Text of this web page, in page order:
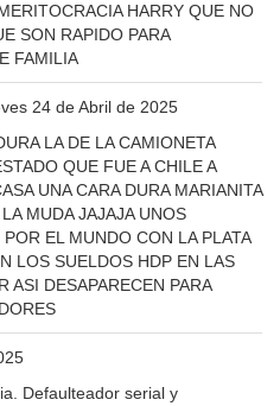
HARRY QUE NO
SON RAPIDO PARA
FAMILIA
24 de Abril de 2025
LA DE LA CAMIONETA
QUE FUE A CHILE A
UNA CARA DURA MARIANITA
MUDA JAJAJA UNOS
EL MUNDO CON LA PLATA
LOS SUELDOS HDP EN LAS
ASI DESAPARECEN PARA
Defaulteador serial y